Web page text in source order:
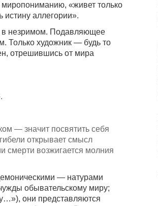
миропониманию, «живет только
аллегории».
в незримом. Подавляющее
Только художник — будь то
отрешившись от мира
— значит посвятить себя
открывает смысл
смерти возжигается молния
— натурами
обывательскому миру;
они представляются